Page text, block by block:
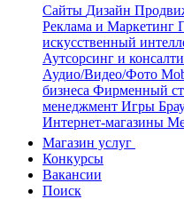
Сайты Дизайн
Реклама и Маркетинг
искусственный
Аутсорсинг и
Аудио/Видео/Фото
бизнеса Фирменный
менеджмент Игры
Интернет-магазины
Магазин услуг
Конкурсы
Вакансии
Поиск